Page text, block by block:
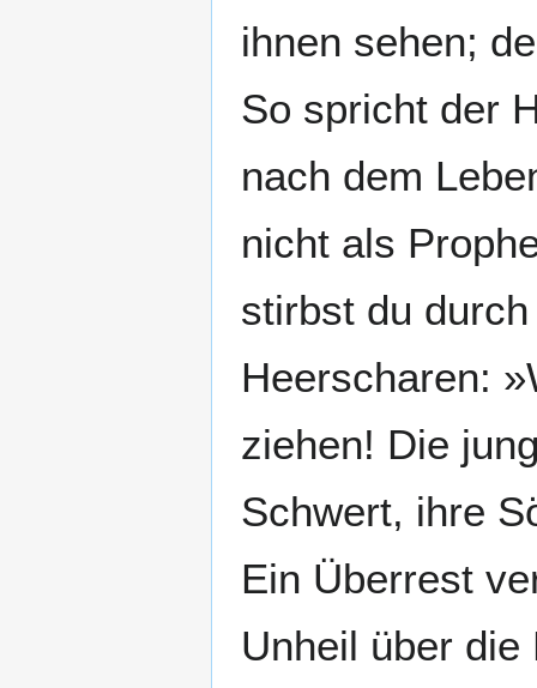
ihnen sehen;
So spricht der
nach dem
nicht als
stirbst du
Heerscharen:
ziehen! Die
Schwert, ihre
Ein Überrest
Unheil über